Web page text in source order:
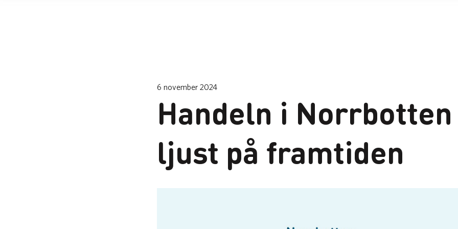
6 november 2024
Handeln i
ljust på framtiden